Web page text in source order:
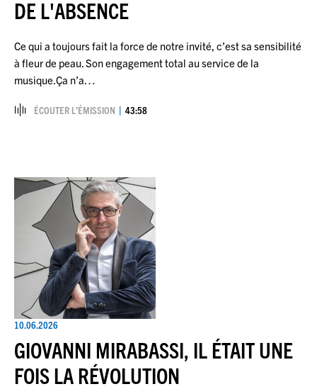
DE L'ABSENCE
Ce qui a toujours fait la force de notre invité, c’est sa sensibilité
à fleur de peau. Son engagement total au service de la
musique.Ça n’a…
ÉCOUTER L’ÉMISSION 43:58
10.06.2026
GIOVANNI MIRABASSI, IL ÉTAIT UNE
FOIS LA RÉVOLUTION